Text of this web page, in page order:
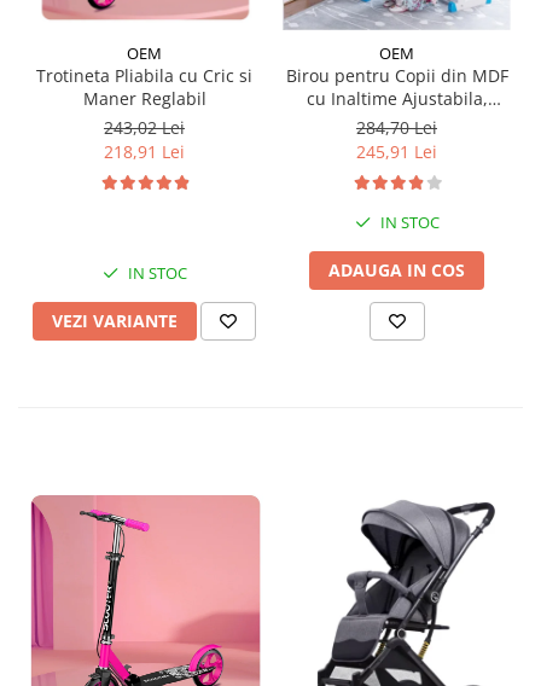
OEM
Trotineta Pliabila cu Cric si
Maner Reglabil
243,02 Lei
218,91 Lei
IN STOC
VEZI VARIANTE
OEM
Birou pentru Copii din MDF
cu Inaltime Ajustabila,
Model Astronaut
284,70 Lei
245,91 Lei
IN STOC
ADAUGA IN COS